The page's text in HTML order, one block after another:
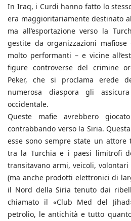
In Iraq, i Curdi hanno fatto lo
era maggioritariamente destinato
ma all’esportazione verso la
gestite da organizzazioni mafiose
molto performanti – e vicine
figure controverse del crimine
Peker, che si proclama erede
numerosa diaspora gli
occidentale.
Queste mafie avrebbero
contrabbando verso la Siria.
esse sono sempre state un attore
tra la Turchia e i paesi limitrofi
transitavano armi, veicoli,
(ma anche prodotti elettronici di
il Nord della Siria tenuto dai
chiamato il «Club Med del
petrolio, le antichità e tutto